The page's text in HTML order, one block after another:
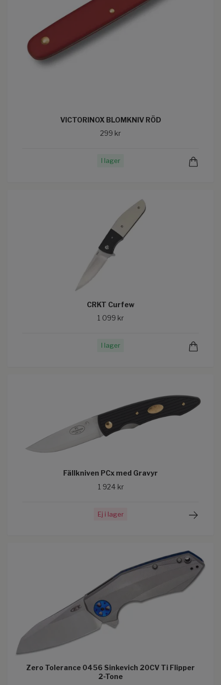
VICTORINOX BLOMKNIV RÖD
299 kr
I lager
CRKT Curfew
1 099 kr
I lager
Fällkniven PCx med Gravyr
1 924 kr
Ej i lager
Zero Tolerance 0456 Sinkevich 20CV Ti Flipper
2-Tone